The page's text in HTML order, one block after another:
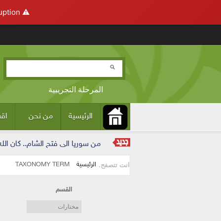
⚠️ Hosting plan for this site has expired.
المرحلة التجريبية
Main menuالرئيسية من نحن
من سوريا الى فتح الشام.. كان
انت تتصفح. الرئيسية TAXONOMY TERM
القسم